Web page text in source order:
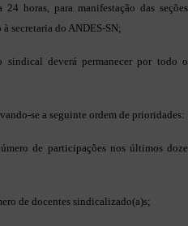
horas, para manifestação das seções
secretaria do ANDES-SN;
sindical deverá permanecer por todo o
se a seguinte ordem de prioridades:
de participações nos últimos doze
de docentes sindicalizado(a)s;